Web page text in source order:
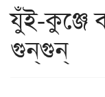
যুঁই-কুঞ্জে
গুন্‌গুন্